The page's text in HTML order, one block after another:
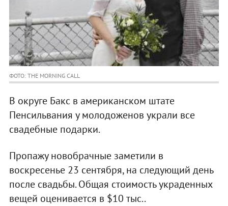
ФОТО: THE MORNING CALL
В округе Бакс в американском штате
Пенсильвания у молодоженов украли все
свадебные подарки.
Пропажу новобрачные заметили в
воскресенье 23 сентября, на следующий день
после свадьбы. Общая стоимость украденных
вещей оценивается в $10 тыс..